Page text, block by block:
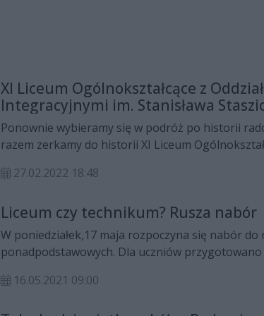
XI Liceum Ogólnokształcące z
Integracyjnymi im. Stanisława
Ponownie wybieramy się w podróż po historii
razem zerkamy do historii XI Liceum
27.02.2022 18:48
Liceum czy technikum? Rusza nabór
W poniedziałek,17 maja rozpoczyna się nabór do
ponadpodstawowych. Dla uczniów przygotowano
16.05.2021 09:00